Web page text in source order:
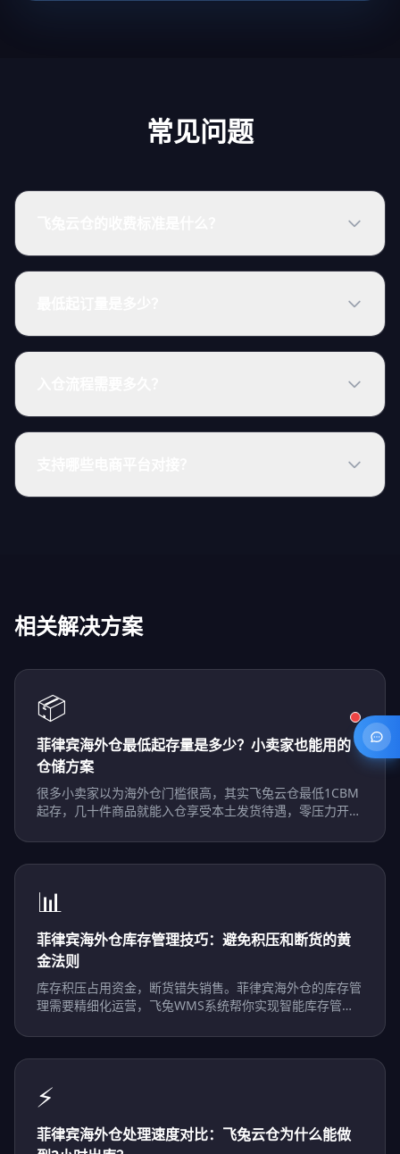
常见问题
相关解决方案
📦
菲律宾海外仓最低起存量是多少？小卖家也能用的
仓储方案
很多小卖家以为海外仓门槛很高，其实飞兔云仓最低1CBM
起存，几十件商品就能入仓享受本土发货待遇，零压力开启
📊
菲律宾海外仓库存管理技巧：避免积压和断货的黄
金法则
库存积压占用资金，断货错失销售。菲律宾海外仓的库存管
理需要精细化运营，飞兔WMS系统帮你实现智能库存管
⚡
菲律宾海外仓处理速度对比：飞兔云仓为什么能做